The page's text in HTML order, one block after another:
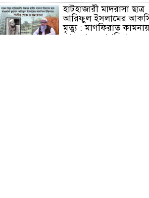
হাটহাজারী মাদরাসা ছাত্র
আরিফুল ইসলামের
মৃত্যু : মাগফিরাত কামনায়
জামেয়ার মহাপরিচালক